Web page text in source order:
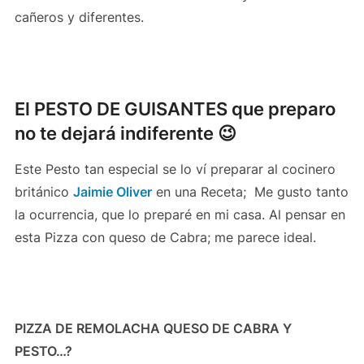
cañeros y diferentes.
El PESTO DE GUISANTES que preparo
no te dejará indiferente 😉
Este Pesto tan especial se lo ví preparar al cocinero
británico Jaimie Oliveren una Receta; Me gusto tanto
la ocurrencia, que lo preparé en mi casa. Al pensar en
esta Pizza con queso de Cabra; me parece ideal.
PIZZA DE REMOLACHA QUESO DE CABRA Y
PESTO…?